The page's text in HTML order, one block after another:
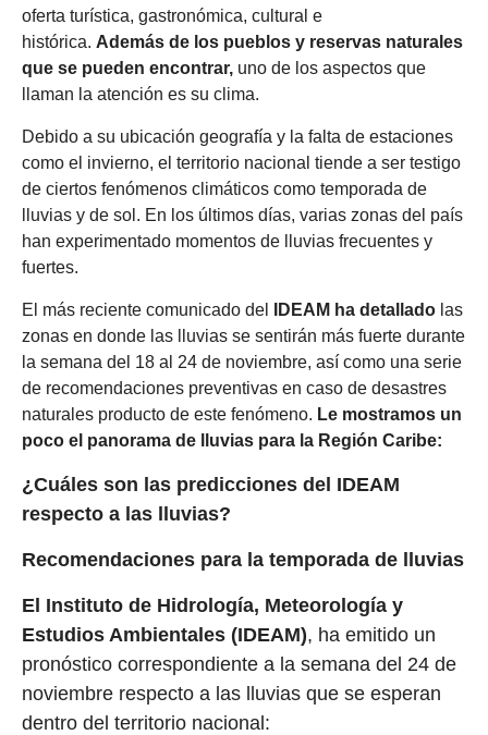
oferta turística, gastronómica, cultural e
histórica. Además de los pueblos y reservas naturales
que se pueden encontrar, uno de los aspectos que
llaman la atención es su clima.
Debido a su ubicación geografía y la falta de estaciones
como el invierno, el territorio nacional tiende a ser testigo
de ciertos fenómenos climáticos como temporada de
lluvias y de sol. En los últimos días, varias zonas del país
han experimentado momentos de lluvias frecuentes y
fuertes.
El más reciente comunicado del IDEAM ha detallado las
zonas en donde las lluvias se sentirán más fuerte durante
la semana del 18 al 24 de noviembre, así como una serie
de recomendaciones preventivas en caso de desastres
naturales producto de este fenómeno. Le mostramos un
poco el panorama de lluvias para la Región Caribe:
¿Cuáles son las predicciones del IDEAM
respecto a las lluvias?
Recomendaciones para la temporada de lluvias
El Instituto de Hidrología, Meteorología y
Estudios Ambientales (IDEAM), ha emitido un
pronóstico correspondiente a la semana del 24 de
noviembre respecto a las lluvias que se esperan
dentro del territorio nacional: